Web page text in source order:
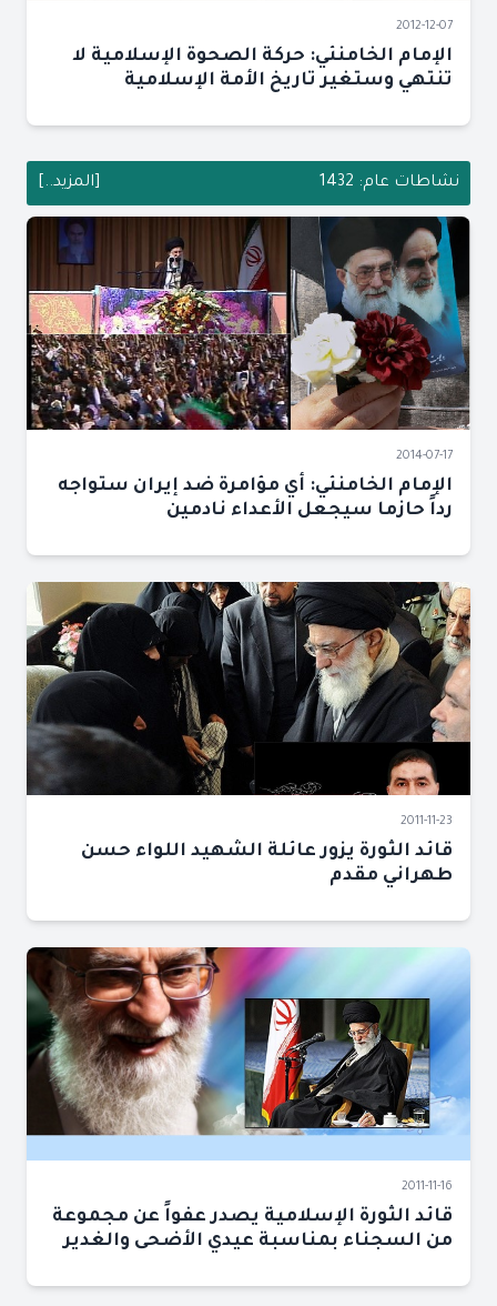
2012-12-07
الإمام الخامنئي: حركة الصحوة الإسلامية لا
تنتهي وستغير تاريخ الأمة الإسلامية
نشاطات عام: 1432 [المزيد..]
2014-07-17
الإمام الخامنئي: أي مؤامرة ضد إيران ستواجه
رداً حازما سيجعل الأعداء نادمين
2011-11-23
قائد الثورة يزور عائلة الشهيد اللواء حسن
طهراني مقدم
2011-11-16
قائد الثورة الإسلامية يصدر عفواً عن مجموعة
من السجناء بمناسبة عيدي الأضحى والغدير